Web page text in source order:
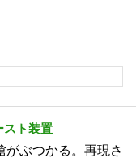
スト装置
がぶつかる。再現さ